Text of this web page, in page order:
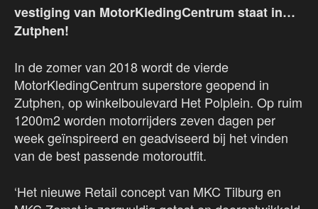
vestiging van MotorKledingCentrum staat in…
Zutphen!
In de zomer van 2018 wordt de vierde
MotorKledingCentrum superstore geopend in
Zutphen, op winkelboulevard Het Polplein. Op ruim
1200m2 worden motorrijders zeven dagen per
week geïnspireerd en geadviseerd bij het vinden
van de best passende motoroutfit.
‘Het nieuwe Retail concept van MKC Tilburg en